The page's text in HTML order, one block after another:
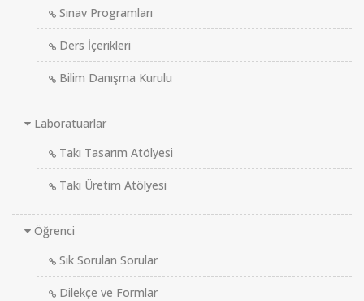
Sınav Programları
Ders İçerikleri
Bilim Danışma Kurulu
Laboratuarlar
Takı Tasarım Atölyesi
Takı Üretim Atölyesi
Öğrenci
Sık Sorulan Sorular
Dilekçe ve Formlar